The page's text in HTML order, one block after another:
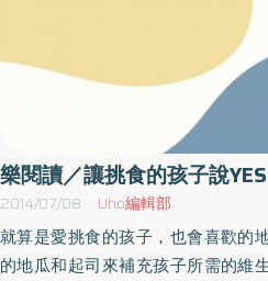
製的黃色、菠菜製的綠色、甜菜根
營養師解釋，除了視覺上的豐富感
加纖維質與鐵質的攝取，而芝麻的
幫助。在營養師主導說明下，與家
像孩子般的洋溢著興奮搓著湯圓
嬤還邊搓邊跟她的姐妹說：「搓大
示，藉由搓湯圓的活動，讓長輩相
也能增進工作人員間的關係與之更
樂閱讀／讓挑食的孩子說
2014/07/08 Uho編輯部
就算是愛挑食的孩子，也會喜歡的
的地瓜和起司來補充孩子所需的維